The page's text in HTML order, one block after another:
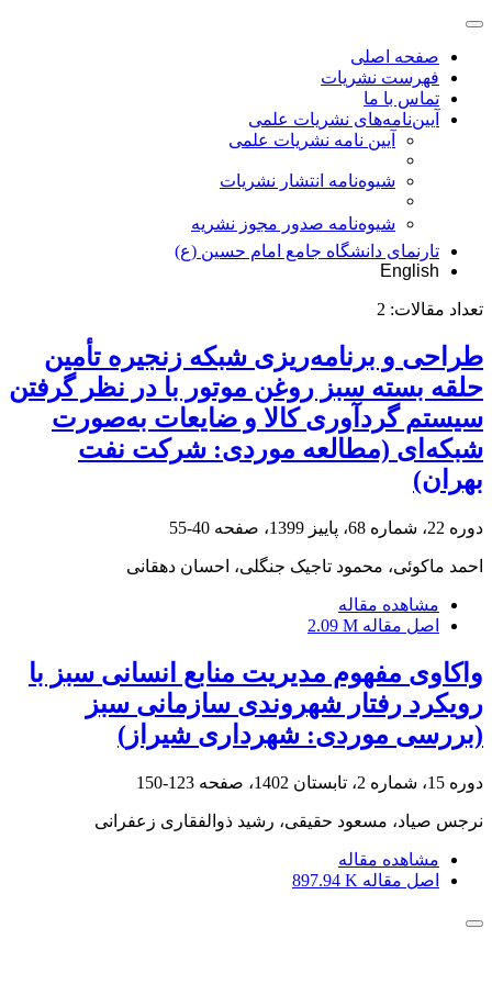
صفحه اصلی
فهرست نشریات
تماس با ما
آیین‌نامه‌های نشریات علمی
آیین نامه نشریات علمی
شیوه‌نامه انتشار نشریات
شیوهنامه صدور مجوز نشریه
تارنمای دانشگاه جامع امام حسین (ع)
English
تعداد مقالات: 2
طراحی و برنامه‌ریزی شبکه زنجیره تأمین
حلقه بسته سبز روغن موتور با در نظر گرفتن
سیستم گردآوری کالا و ضایعات به‌صورت
شبکه‌ای (مطالعه موردی: شرکت نفت
بهران)
دوره 22، شماره 68، پاییز 1399، صفحه 40-55
احمد ماکوئی، محمود تاجیک جنگلی، احسان دهقانی
مشاهده مقاله
اصل مقاله 2.09 M
واکاوی مفهوم مدیریت منابع انسانی سبز با
رویکرد رفتار شهروندی سازمانی سبز
(بررسی موردی: شهرداری شیراز)
دوره 15، شماره 2، تابستان 1402، صفحه 123-150
نرجس صیاد، مسعود حقیقی، رشید ذوالفقاری زعفرانی
مشاهده مقاله
اصل مقاله 897.94 K